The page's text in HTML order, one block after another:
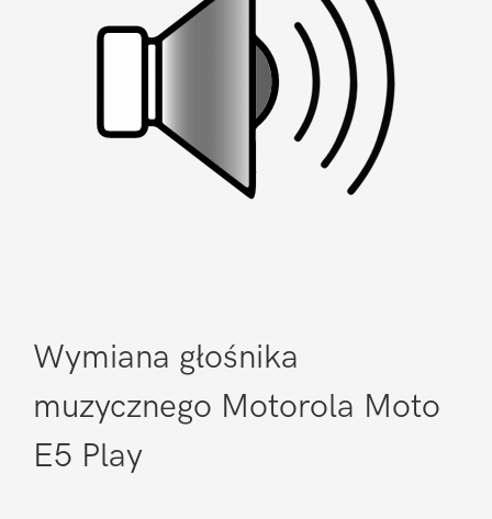
Wymiana głośnika
muzycznego Motorola Moto
E5 Play